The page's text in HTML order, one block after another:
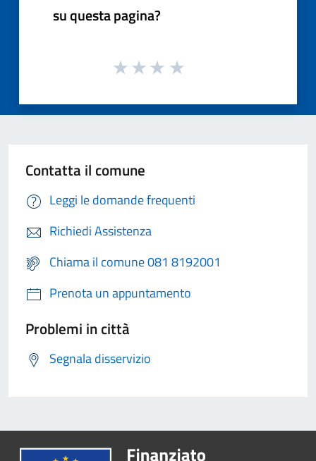
su questa pagina?
Contatta il comune
Leggi le domande frequenti
Richiedi Assistenza
Chiama il comune 081 8192001
Prenota un appuntamento
Problemi in città
Segnala disservizio